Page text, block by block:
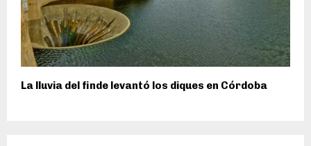
La lluvia del finde levantó los diques en Córdoba